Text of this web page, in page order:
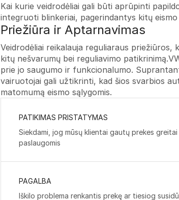
Kai kurie veidrodėliai gali būti aprūpinti
integruoti blinkeriai, pagerindantys kitų eismo
Priežiūra ir Aptarnavimas
Veidrodėliai reikalauja reguliaraus
kitų nešvarumų bei reguliavimo
prie jo saugumo ir funkcionalumo.
vairuotojai gali užtikrinti, kad šios svarbios
matomumą eismo sąlygomis.
PATIKIMAS PRISTATYMAS
Siekdami, jog mūsų klientai gautų prekes
paslaugomis
PAGALBA
Iškilo problema renkantis prekę ar tiesiog